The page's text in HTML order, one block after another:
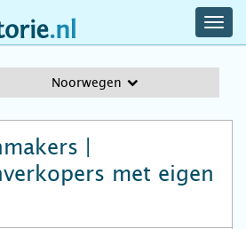
Noorwegen
|
met eigen